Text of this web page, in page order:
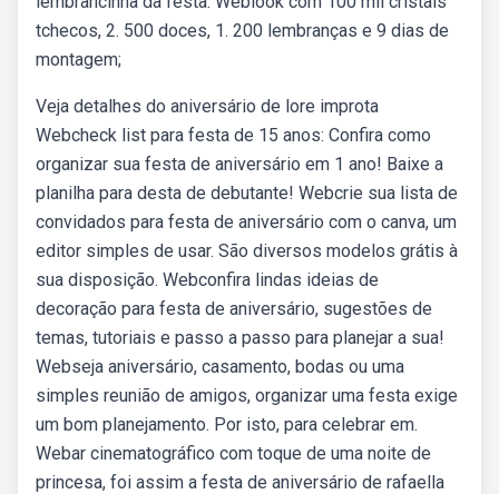
tchecos, 2. 500 doces, 1. 200 lembranças e 9 dias de
montagem;
Veja detalhes do aniversário de lore improta
Webcheck list para festa de 15 anos: Confira como
organizar sua festa de aniversário em 1 ano! Baixe a
planilha para desta de debutante! Webcrie sua lista de
convidados para festa de aniversário com o canva, um
editor simples de usar. São diversos modelos grátis à
sua disposição. Webconfira lindas ideias de
decoração para festa de aniversário, sugestões de
temas, tutoriais e passo a passo para planejar a sua!
Webseja aniversário, casamento, bodas ou uma
simples reunião de amigos, organizar uma festa exige
um bom planejamento. Por isto, para celebrar em.
Webar cinematográfico com toque de uma noite de
princesa, foi assim a festa de aniversário de rafaella